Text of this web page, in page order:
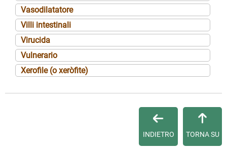
Vasodilatatore
Villi intestinali
Virucida
Vulnerario
Xerofile (o xeròfite)
TORNA SU
INDIETRO